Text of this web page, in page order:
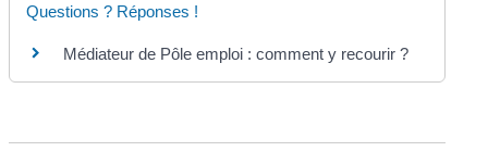
Questions ? Réponses !
Médiateur de Pôle emploi : comment y recourir ?